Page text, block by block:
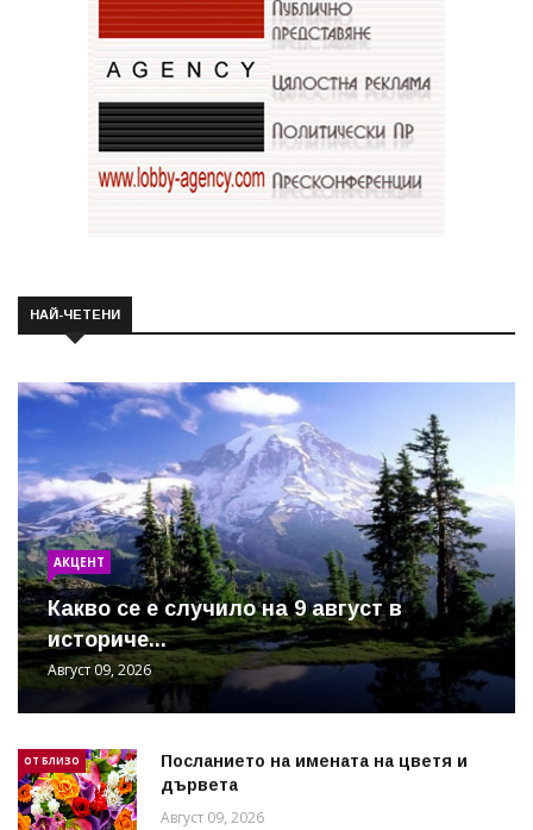
НАЙ-ЧЕТЕНИ
АКЦЕНТ
Какво се е случило на 9 август в
историче...
Август 09, 2026
ОТ БЛИЗО
Посланието на имената на цветя и
дървета
Август 09, 2026